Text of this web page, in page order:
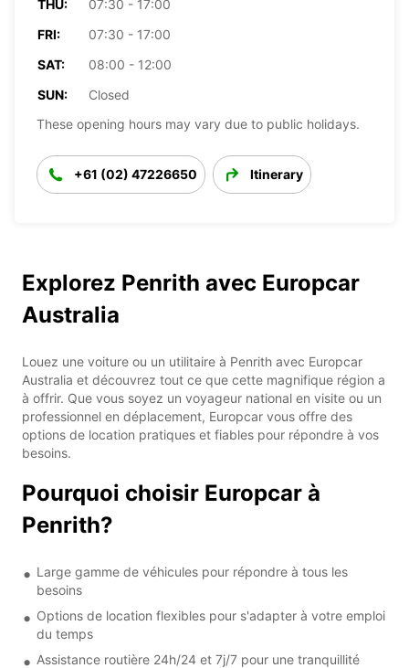
THU:
07:30 - 17:00
FRI:
07:30 - 17:00
SAT:
08:00 - 12:00
SUN:
Closed
These opening hours may vary due to public holidays.
+61 (02) 47226650 Itinerary
Explorez Penrith avec Europcar
Australia
Louez une voiture ou un utilitaire à Penrith avec Europcar
Australia et découvrez tout ce que cette magnifique région a
à offrir. Que vous soyez un voyageur national en visite ou un
professionnel en déplacement, Europcar vous offre des
options de location pratiques et fiables pour répondre à vos
besoins.
Pourquoi choisir Europcar à
Penrith?
Large gamme de véhicules pour répondre à tous les
besoins
Options de location flexibles pour s'adapter à votre emploi
du temps
Assistance routière 24h/24 et 7j/7 pour une tranquillité